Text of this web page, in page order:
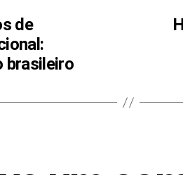
de
brasileiro